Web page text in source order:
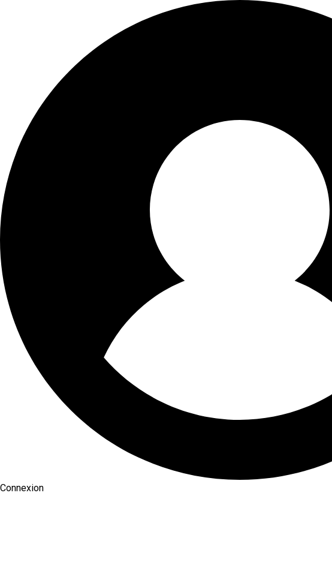
Connexion